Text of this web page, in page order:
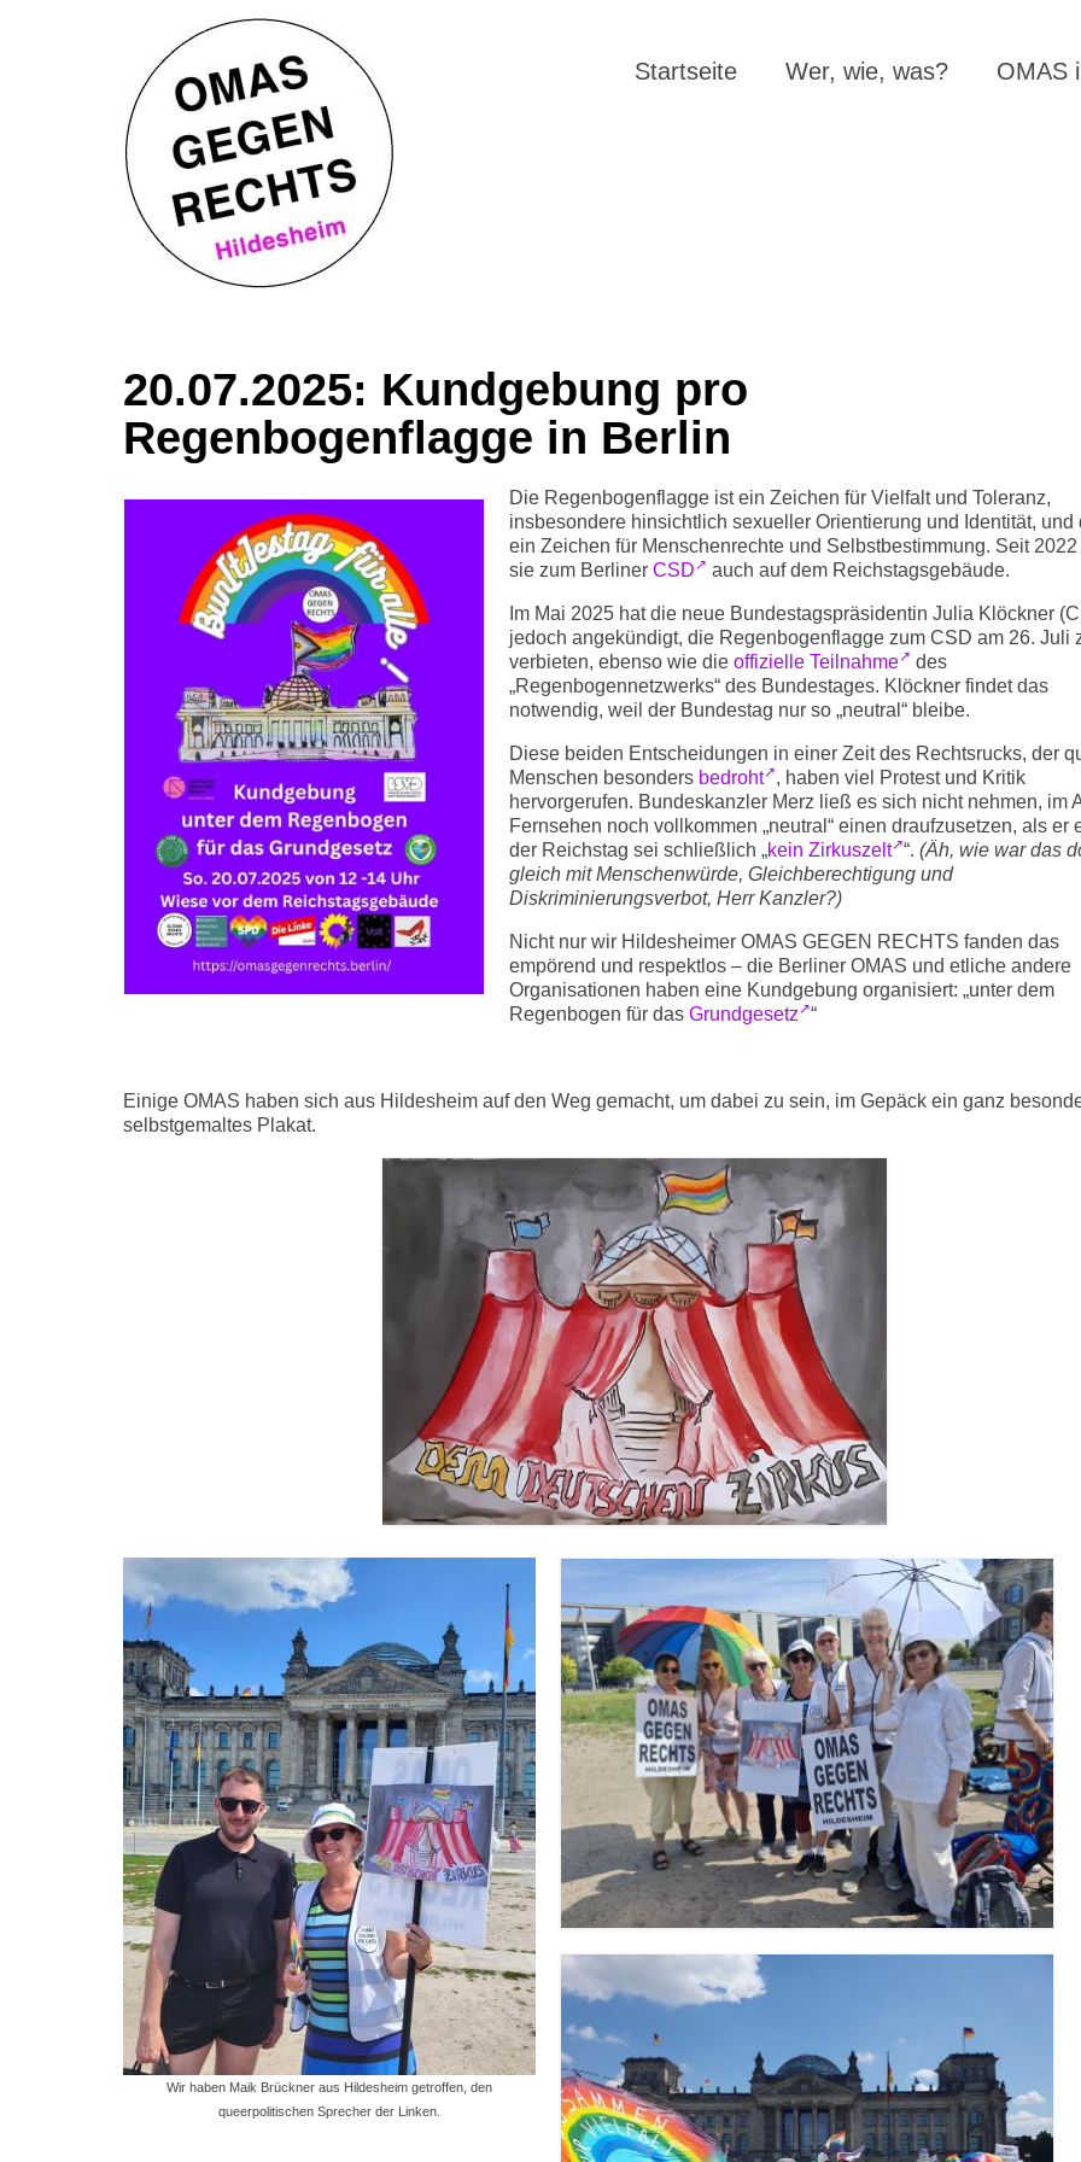
Startseite Wer, wie, was? OMAS
20.07.2025: Kundgebung pro
Regenbogenflagge in Berlin
Die Regenbogenflagge ist ein Zeichen für Vielfalt und Toleranz,
insbesondere hinsichtlich sexueller Orientierung und Identität, und
ein Zeichen für Menschenrechte und Selbstbestimmung. Seit
sie zum Berliner CSD auch auf dem Reichstagsgebäude.
Im Mai 2025 hat die neue Bundestagspräsidentin Julia Klöckner
jedoch angekündigt, die Regenbogenflagge zum CSD am 26. Juli
verbieten, ebenso wie die offizielle Teilnahme
des
„Regenbogennetzwerks“ des Bundestages. Klöckner findet das
notwendig, weil der Bundestag nur so „neutral“ bleibe.
Diese beiden Entscheidungen in einer Zeit des Rechtsrucks, der
Menschen besonders bedroht
, haben viel Protest und Kritik
hervorgerufen. Bundeskanzler Merz ließ es sich nicht nehmen, im
Fernsehen noch vollkommen „neutral“ einen draufzusetzen, als er
der Reichstag sei schließlich „kein Zirkuszelt “. (Äh, wie war das
gleich mit Menschenwürde, Gleichberechtigung und
Diskriminierungsverbot, Herr Kanzler?)
Nicht nur wir Hildesheimer OMAS GEGEN RECHTS fanden das
empörend und respektlos – die Berliner OMAS und etliche andere
Organisationen haben eine Kundgebung organisiert: „unter dem
Regenbogen für das Grundgesetz “
Einige OMAS haben sich aus Hildesheim auf den Weg gemacht, um dabei zu sein, im Gepäck ein ganz
selbstgemaltes Plakat.
Wir haben Maik Brückner aus Hildesheim getroffen, den
queerpolitischen Sprecher der Linken.